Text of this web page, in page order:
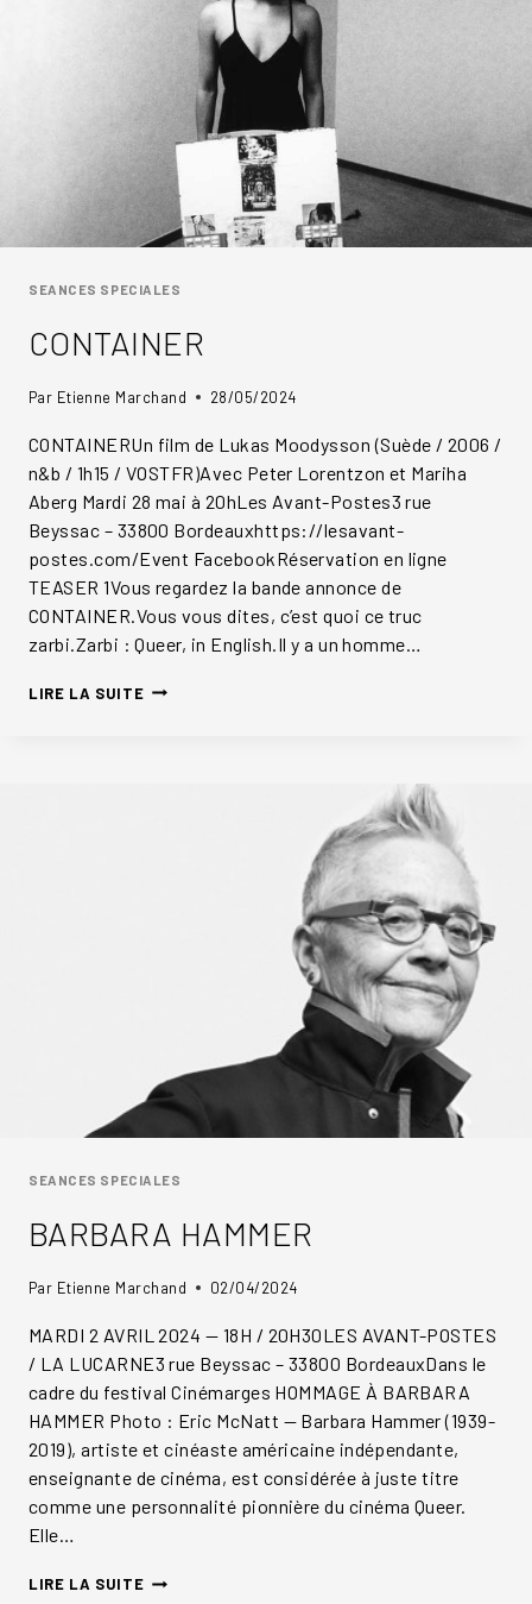
SEANCES SPECIALES
CONTAINER
Par Etienne Marchand 28/05/2024
CONTAINERUn film de Lukas Moodysson (Suède / 2006 /
n&b / 1h15 / VOSTFR)Avec Peter Lorentzon et Mariha
Aberg Mardi 28 mai à 20hLes Avant-Postes3 rue
Beyssac – 33800 Bordeauxhttps://lesavant-
postes.com/Event FacebookRéservation en ligne
TEASER 1Vous regardez la bande annonce de
CONTAINER.Vous vous dites, c’est quoi ce truc
zarbi.Zarbi : Queer, in English.Il y a un homme…
LIRE LA SUITECONTAINER
SEANCES SPECIALES
BARBARA HAMMER
Par Etienne Marchand 02/04/2024
MARDI 2 AVRIL 2024 — 18H / 20H30LES AVANT-POSTES
/ LA LUCARNE3 rue Beyssac – 33800 BordeauxDans le
cadre du festival Cinémarges HOMMAGE À BARBARA
HAMMER Photo : Eric McNatt — Barbara Hammer (1939-
2019), artiste et cinéaste américaine indépendante,
enseignante de cinéma, est considérée à juste titre
comme une personnalité pionnière du cinéma Queer.
Elle…
LIRE LA SUITEBARBARA